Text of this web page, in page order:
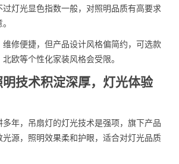
过灯光显色指数一般，对照明品质有高要求
修便捷，但产品设计风格偏简约，可选款
欧等个性化家装风格会受限。
技术积淀深厚，灯光体验
多年，吊扇灯的灯光技术是强项，旗下产品
源，照明效果柔和护眼，适合对灯光品质